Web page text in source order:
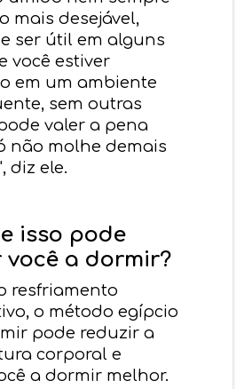
mais desejável,
ser útil em alguns
você estiver
em um ambiente
sem outras
valer a pena
não molhe demais
diz ele.
isso pode
a dormir?
resfriamento
o método egípcio
pode reduzir a
corporal e
a dormir melhor.